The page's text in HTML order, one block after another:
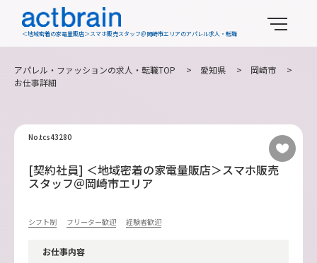
＜地域密着の家電量販店＞スマホ販売スタッフ＠岡崎市エリアのアパレル求人・転職
アパレル・ファッションの求人・転職TOP > 愛知県 > 岡崎市 >
お仕事詳細
No.tcs43280
[契約社員] ＜地域密着の家電量販店＞スマホ販売
スタッフ＠岡崎市エリア
シフト制 フリーター歓迎 経験者歓迎
お仕事内容